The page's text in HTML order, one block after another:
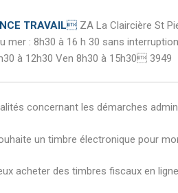
TRAVAIL ZA La Claircière St
mer : 8h30 à 16 h 30 sans
à 12h30 Ven 8h30 à 15h30 3949
concernant les démarches
un timbre électronique pour
acheter des timbres fiscaux en